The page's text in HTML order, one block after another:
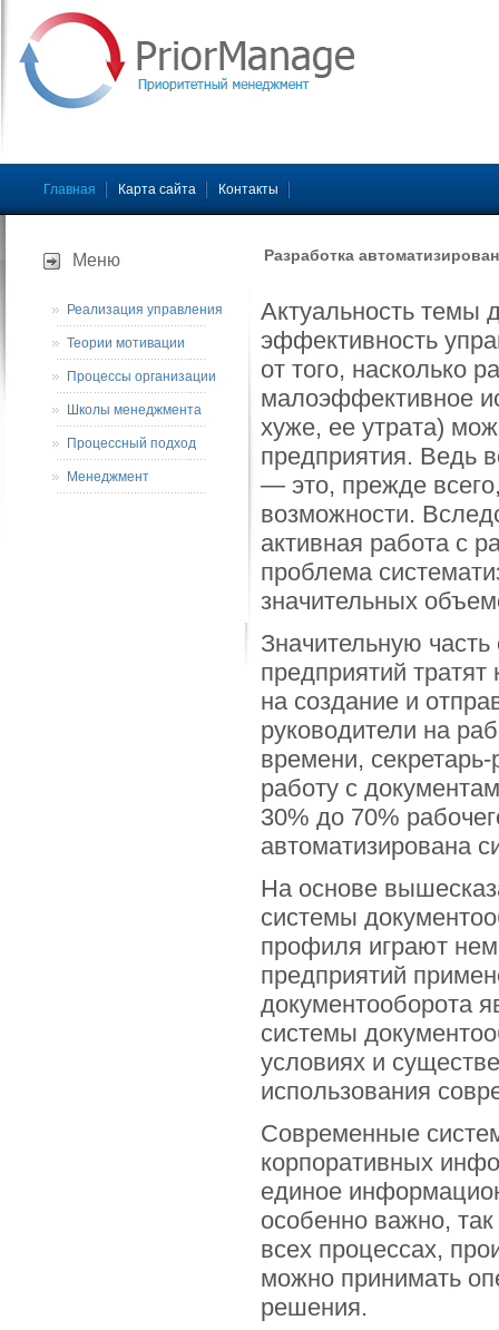
Главная Карта сайта Контакты
Разработка
Актуальность темы
эффективность
от того, насколько
малоэффективное
хуже, ее утрата)
предприятия. Ведь
— это, прежде
возможности.
активная работа с
проблема
значительных
Значительную
предприятий
на создание и
руководители на
времени,
работу с
30% до 70%
автоматизирована
На основе
системы
профиля играют
предприятий
документооборота
системы
условиях и
использования
Современные
корпоративных
единое
особенно важно,
всех процессах,
можно принимать
решения.
Меню
Реализация управления
Теории мотивации
Процессы организации
Школы менеджмента
Процессный подход
Менеджмент